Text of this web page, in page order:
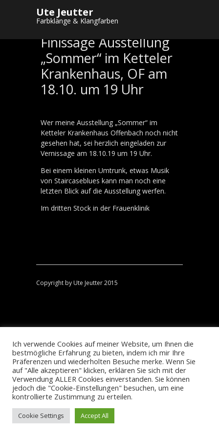
Ute Jeutter
Farbklänge & Klangfarben
Finissage Ausstellung
„Sommer“ im Ketteler
Krankenhaus, OF am
18.10. um 19 Uhr
Wer meine Ausstellung „Sommer“ im
Ketteler Krankenhaus Offenbach noch nicht
gesehen hat, sei herzlich eingeladen zur
Vernissage am 18.10.19 um 19 Uhr.
Bei einem kleinen Umtrunk, etwas Musik
von Staircaseblues kann man noch eine
letzten Blick auf die Ausstellung werfen.
Im dritten Stock in der Frauenklinik
Copyright by Ute Jeutter 2015
Ich verwende Cookies auf meiner Website, um Ihnen die
bestmögliche Erfahrung zu bieten, indem ich mir Ihre
Präferenzen und wiederholten Besuche merke. Wenn Sie
auf "Alle akzeptieren" klicken, erklären Sie sich mit der
Verwendung ALLER Cookies einverstanden. Sie können
jedoch die "Cookie-Einstellungen" besuchen, um eine
kontrollierte Zustimmung zu erteilen.
Cookie Settings Accept All